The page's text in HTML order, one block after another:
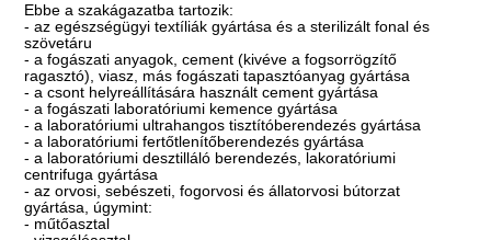
Ebbe a szakágazatba tartozik:
- az egészségügyi textíliák gyártása és a sterilizált fonal és
szövetáru
- a fogászati anyagok, cement (kivéve a fogsorrögzítő
ragasztó), viasz, más fogászati tapasztóanyag gyártása
- a csont helyreállítására használt cement gyártása
- a fogászati laboratóriumi kemence gyártása
- a laboratóriumi ultrahangos tisztítóberendezés gyártása
- a laboratóriumi fertőtlenítőberendezés gyártása
- a laboratóriumi desztilláló berendezés, lakoratóriumi
centrifuga gyártása
- az orvosi, sebészeti, fogorvosi és állatorvosi bútorzat
gyártása, úgymint:
- műtőasztal